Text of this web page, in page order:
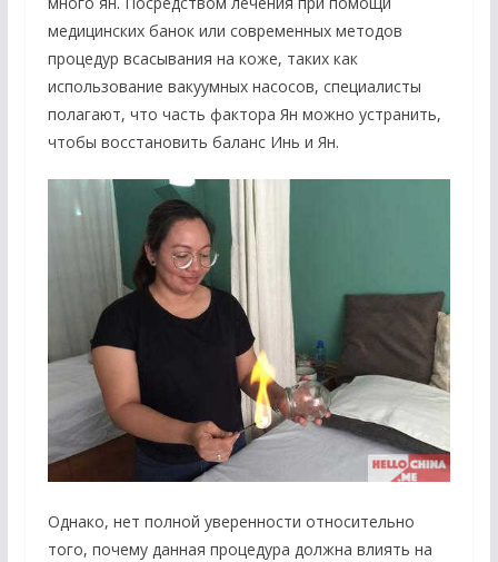
медицинских банок или современных методов
процедур всасывания на коже, таких как
использование вакуумных насосов, специалисты
полагают, что часть фактора Ян можно устранить,
чтобы восстановить баланс Инь и Ян.
Однако, нет полной уверенности относительно
того, почему данная процедура должна влиять на